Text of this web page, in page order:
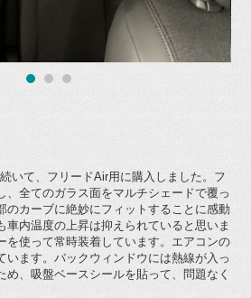
いて、フリードAir用に購入しました。フ
、全てのガラス面をマルチシェードで覆っ
のカーブに絶妙にフィットすることに感動
車内温度の上昇は抑えられていると思いま
を使って常時装着しています。エアコンの
います。バックウィンドウには熱線が入っ
め、吸盤ベースシールを貼って、問題なく